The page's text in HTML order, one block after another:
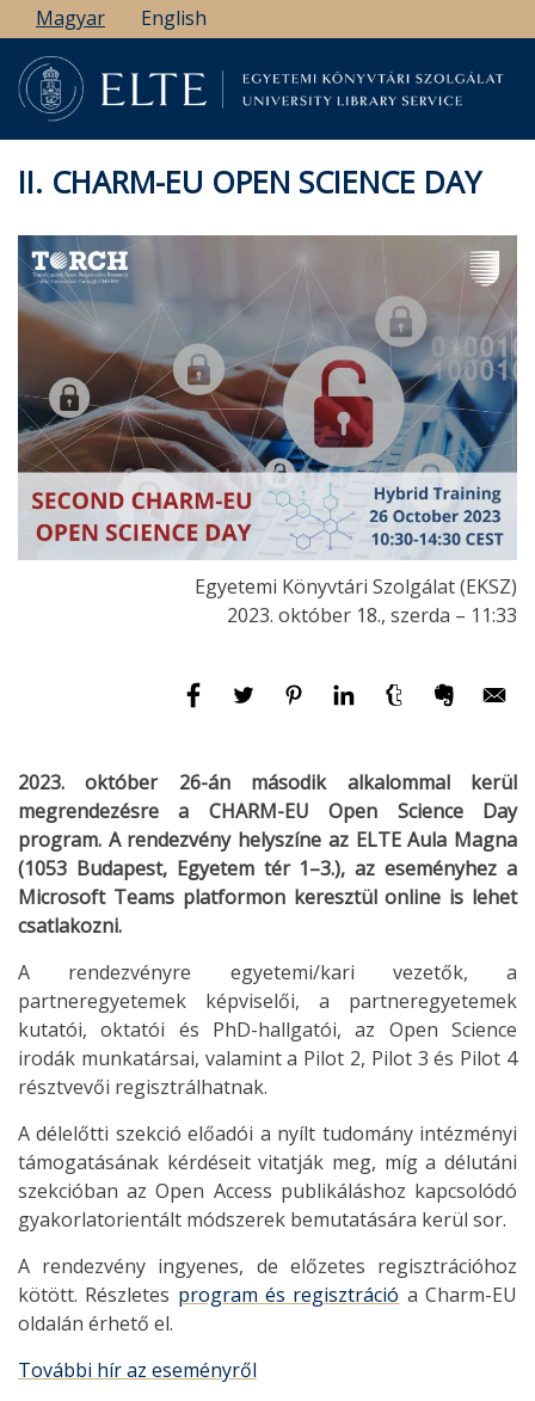
Ugrás
a
tartalomra
Magyar English
II. CHARM-EU OPEN SCIENCE DAY
Egyetemi Könyvtári Szolgálat (EKSZ)
2023. október 18., szerda – 11:33
2023. október 26-án második alkalommal kerül
megrendezésre a CHARM-EU Open Science Day
program. A rendezvény helyszíne az ELTE Aula Magna
(1053 Budapest, Egyetem tér 1–3.), az eseményhez a
Microsoft Teams platformon keresztül online is lehet
csatlakozni.
A rendezvényre egyetemi/kari vezetők, a
partneregyetemek képviselői, a partneregyetemek
kutatói, oktatói és PhD-hallgatói, az Open Science
irodák munkatársai, valamint a Pilot 2, Pilot 3 és Pilot 4
résztvevői regisztrálhatnak.
A délelőtti szekció előadói a nyílt tudomány intézményi
támogatásának kérdéseit vitatják meg, míg a délutáni
szekcióban az Open Access publikáláshoz kapcsolódó
gyakorlatorientált módszerek bemutatására kerül sor.
A rendezvény ingyenes, de előzetes regisztrációhoz
kötött. Részletes program és regisztráció a Charm-EU
oldalán érhető el.
További hír az eseményről